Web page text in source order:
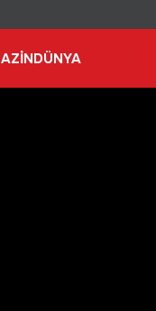
DÜNYA